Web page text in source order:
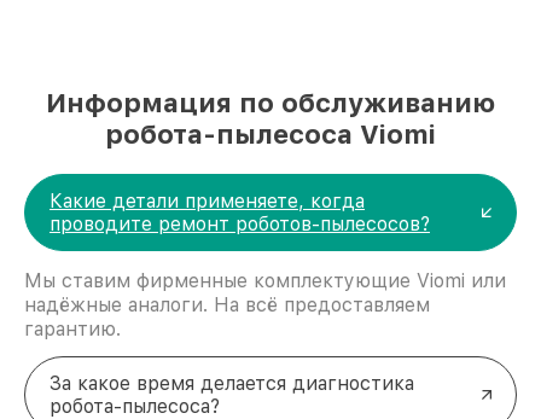
Информация по обслуживанию
робота-пылесоса Viomi
Какие детали применяете, когда
проводите ремонт роботов-пылесосов?
Мы ставим фирменные комплектующие Viomi или
надёжные аналоги. На всё предоставляем
гарантию.
За какое время делается диагностика
робота-пылесоса?